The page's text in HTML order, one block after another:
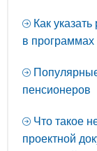
Как
в программах
пенсионеров
Что такое
проектной